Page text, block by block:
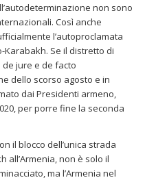
non sono
Così anche
l’autoproclamata
Se il distretto di
de jure e de facto
dello scorso agosto e in
dai Presidenti armeno,
per porre fine la seconda
il blocco dell’unica strada
all’Armenia, non è solo il
ma l’Armenia nel